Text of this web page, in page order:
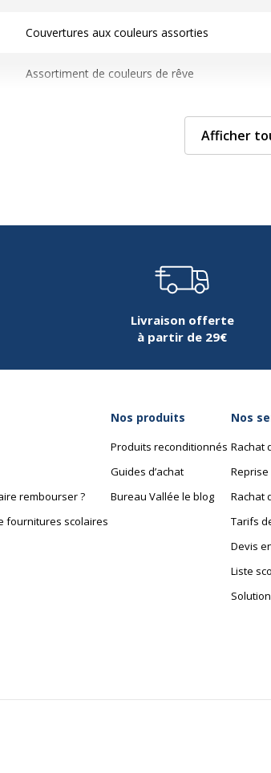
Couvertures aux couleurs assorties
Assortiment de couleurs de rêve
Afficher
Livraison offerte
à partir de 29€
rembourser ?
fournitures scolaires
Nos produits
Produits reconditionnés
Guides d’achat
Bureau Vallée le blog
Nos
Rachat
Rachat
Tarifs
Devis
Liste